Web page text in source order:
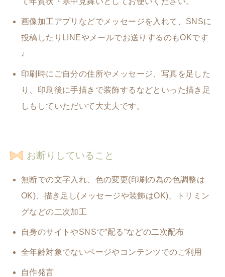
画像加工アプリなどでメッセージを入れて、SNSに
投稿したりLINEやメールでお送りするのもOKです
♩
印刷時にご自分の住所やメッセージ、写真を足した
り、 印刷後に手描きで装飾するなどといった描き足
しもしていただいて大丈夫です。
お断りしていること
無断での文字入れ、色の変更(印刷の為の色調整は
OK)、描き足し(メッセージや装飾はOK)、トリミン
グなどの二次加工
自身のサイトやSNSで”配る”などの二次配布
全年齢対象でないページやコンテンツでのご利用
自作発言